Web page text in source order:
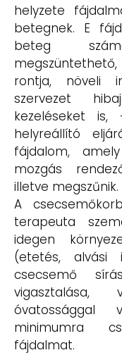
helyzete
betegnek. E
beteg
rontja, növeli
szervezet
kezeléseket
helyreállító
fájdalom,
mozgás
illetve megszűnik.
A
terapeuta
idegen
(etetés,
csecsemő
óvatossággal
minimumra
fájdalmat.